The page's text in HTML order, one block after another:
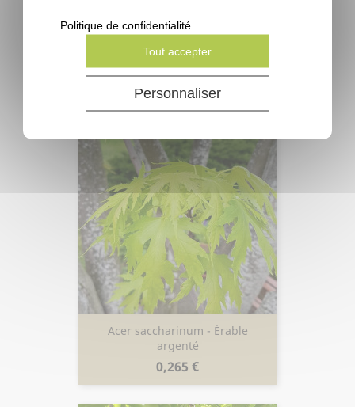
Tout accepter
Personnaliser
Politique de confidentialité
Adenanthera pavonina - Bois de
santal rouge...
Prix
1,06 €
Acer saccharinum - Érable
argenté
Prix
0,265 €